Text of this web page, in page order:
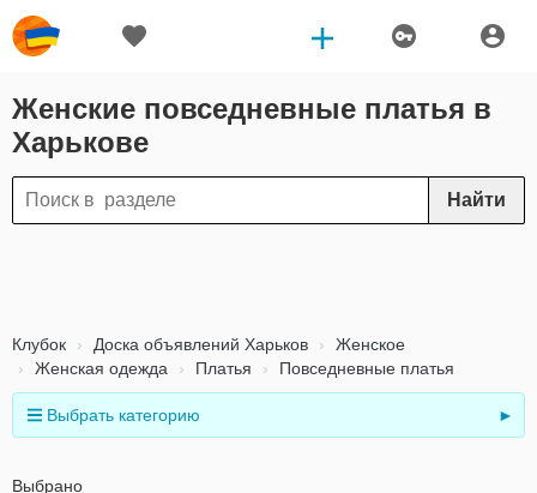
Женские повседневные платья в
Харькове
Найти
Клубок Доска объявлений Харьков
Женское
Женская одежда
Платья Повседневные платья
Выбрать категорию ►
Выбрано